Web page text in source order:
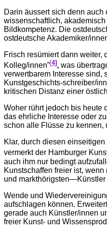
Darin äussert sich denn
wissenschaftlich,
Bildkompetenz. Die
ostdeutsche Akademiker/
Frisch resümiert dann weiter,
Kolleg/innen”[4] , was
verwertbarem Interesse sind,
Kunstgeschichts-schreiber/
kritischen Distanz einer
Woher rührt jedoch bis heute
das ehrliche Interesse oder
schon alle Flüsse zu
Klar, durch diesen
vermerkt der Hamburger
auch ihm nur bedingt
Kunstschaffen freier ist,
und
Wende und
aufschlagen können.
gerade auch Künstler/innen
freier Kunst- und